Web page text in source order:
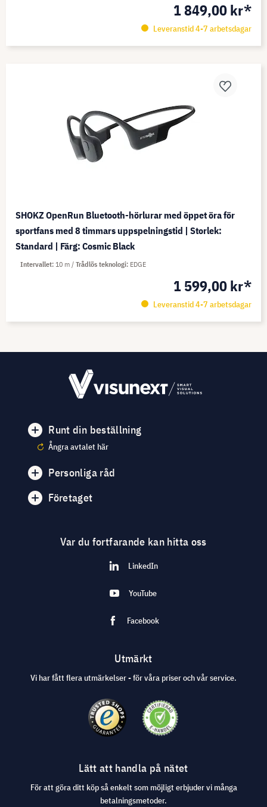
1 849,00 kr*
Leveranstid 4-7 arbetsdagar
SHOKZ OpenRun Bluetooth-hörlurar med öppet öra för
sportfans med 8 timmars uppspelningstid | Storlek:
Standard | Färg: Cosmic Black
1 599,00 kr*
Leveranstid 4-7 arbetsdagar
Intervallet 10 m Trådlös teknologi EDGE
Runt din beställning
Ångra avtalet här
Personliga råd
Företaget
Var du fortfarande kan hitta oss
LinkedIn
YouTube
Facebook
Utmärkt
Vi har fått flera utmärkelser - för våra priser och vår service.
Lätt att handla på nätet
För att göra ditt köp så enkelt som möjligt erbjuder vi många
betalningsmetoder.